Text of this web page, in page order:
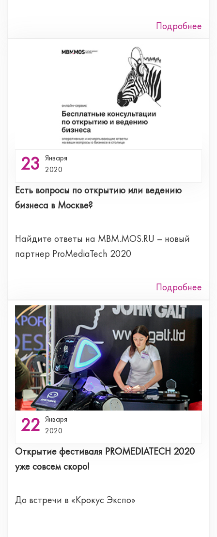
Подробнее
23 Января
2020
Есть вопросы по открытию или ведению
бизнеса в Москве?
Найдите ответы на MBM.MOS.RU – новый
партнер ProMediaTech 2020
Подробнее
22 Января
2020
Открытие фестиваля PROMEDIATECH 2020
уже совсем скоро!
До встречи в «Крокус Экспо»